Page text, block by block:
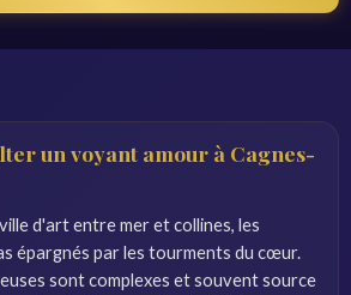
un voyant amour à Cagnes-
d'art entre mer et collines, les
épargnés par les tourments du cœur.
sont complexes et souvent source